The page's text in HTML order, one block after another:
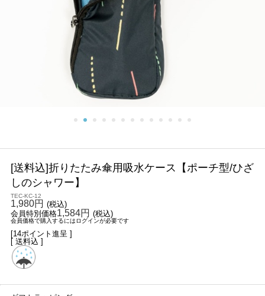
[送料込]折りたたみ傘用吸水ケース【ポーチ型/ひざ
しのシャワー】
TEC-KC-12
1,980円 (税込)
会員特別価格1,584円 (税込)
会員価格で購入するにはログインが必要です
[14ポイント進呈 ]
[ 送料込 ]